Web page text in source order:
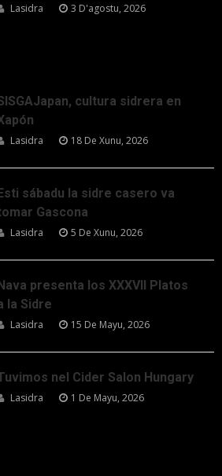
Lasidra 3 D'agostu, 2026
cultura sidrera en
Lasidra 18 De Xunu, 2026
sábadu la sidre casero va
Gascona
Lasidra 5 De Xunu, 2026
presenta los XXXVII Platos
la Sidre
Lasidra 15 De Mayu, 2026
nel Cider Salon Hungary
Lasidra 1 De Mayu, 2026